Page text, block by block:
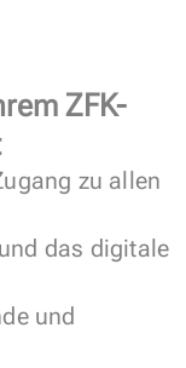
ZFK-
zu allen
das digitale
und